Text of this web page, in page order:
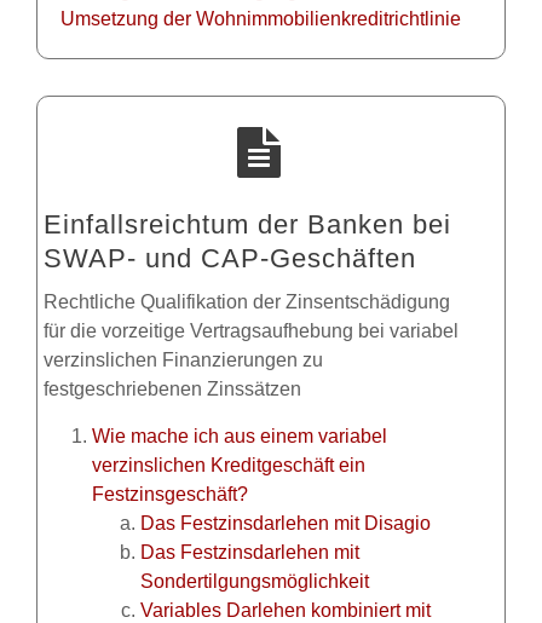
Umsetzung der Wohnimmobilienkreditrichtlinie
Einfallsreichtum der Banken bei
SWAP- und CAP-Geschäften
Rechtliche Qualifikation der Zinsentschädigung
für die vorzeitige Vertragsaufhebung bei variabel
verzinslichen Finanzierungen zu
festgeschriebenen Zinssätzen
Wie mache ich aus einem variabel
verzinslichen Kreditgeschäft ein
Festzinsgeschäft?
Das Festzinsdarlehen mit Disagio
Das Festzinsdarlehen mit
Sondertilgungsmöglichkeit
Variables Darlehen kombiniert mit